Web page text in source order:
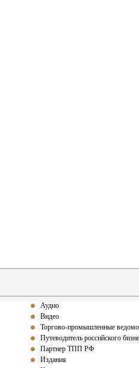
Аудио
Видео
Торгово-промышленные
Путеводитель российского
Партнер ТПП РФ
Издания